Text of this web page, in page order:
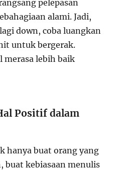
pelepasan
alami. Jadi,
down, coba luangkan
untuk bergerak.
merasa lebih baik
Positif dalam
hanya buat orang yang
buat kebiasaan menulis